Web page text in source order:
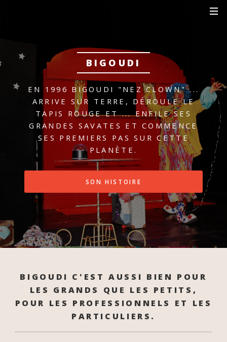
BIGOUDI
EN 1996 BIGOUDI "NEZ CLOWN" ...
ARRIVE SUR TERRE, DÉROULE LE
TAPIS ROUGE ET ...ENFILE SES
GRANDES SAVATES ET COMMENCE
SES PREMIERS PAS SUR CETTE
PLANÈTE.
SON HISTOIRE
BIGOUDI C'EST AUSSI BIEN POUR
LES GRANDS QUE LES PETITS,
POUR LES PROFESSIONNELS ET LES
PARTICULIERS.